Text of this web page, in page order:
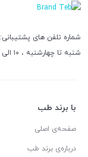
شماره تلفن های پشتیبانی:
شنبه تا چهارشنبه ، ۱۰ الی 17 پاسخگوی شما هستیم
با برند طب
صفحه‌ی اصلی
درباره‌ی برند طب